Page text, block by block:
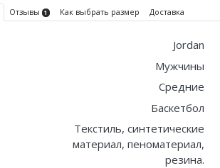
Отзывы 1 Как выбрать размер Доставка
Jordan
Мужчины
Средние
Баскетбол
Текстиль, синтетические
материал, пеноматериал,
резина.